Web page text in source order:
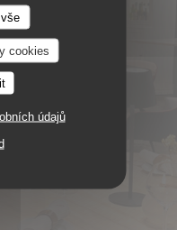
cookies
údajů
okně))